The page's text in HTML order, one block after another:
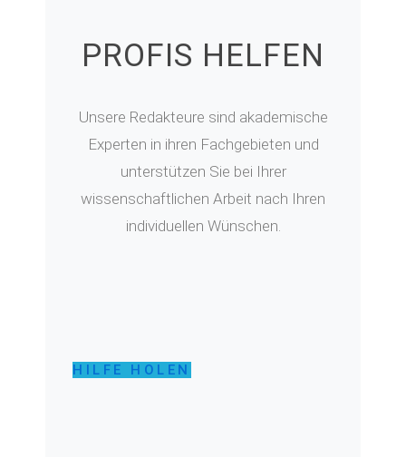
PROFIS HELFEN
Unsere Redakteure sind akademische
Experten in ihren Fachgebieten und
unterstützen Sie bei Ihrer
wissenschaftlichen Arbeit nach Ihren
individuellen Wünschen.
HILFE HOLEN